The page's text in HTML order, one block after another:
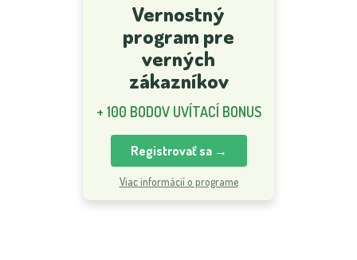
Vernostný
program pre
verných
zákazníkov
+ 100 BODOV UVÍTACÍ BONUS
Registrovať sa →
Viac informácií o programe